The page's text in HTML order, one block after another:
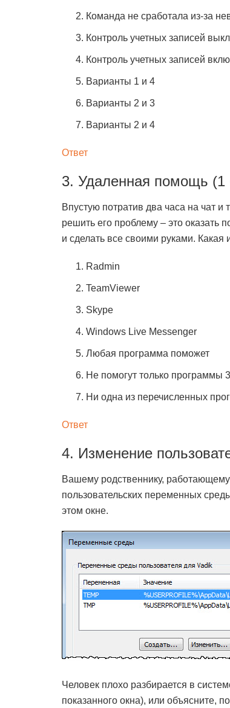
Команда не сработала из-за
Контроль учетных записей
Контроль учетных записей
Варианты 1 и 4
Варианты 2 и 3
Варианты 2 и 4
Ответ
3. Удаленная помощь (1
Впустую потратив два часа на чат
решить его проблему – это оказать
и сделать все своими руками.
Radmin
TeamViewer
Skype
Windows Live Messenger
Любая программа поможет
Не помогут только программы
Ни одна из перечисленных
Ответ
4. Изменение
Вашему родственнику,
пользовательских переменных
этом окне.
Человек плохо разбирается в
показанного окна), или объясните,